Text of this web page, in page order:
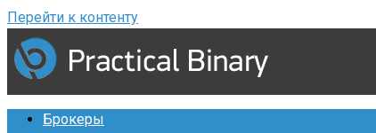
Перейти к контенту
Брокеры